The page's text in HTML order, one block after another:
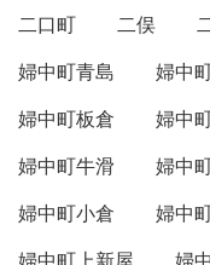
二口町
二俣
婦中町青島
婦中
婦中町板倉
婦中
婦中町牛滑
婦中
婦中町小倉
婦中